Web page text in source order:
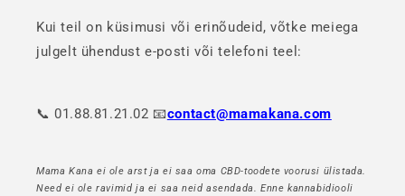
Kui teil on küsimusi või erinõudeid, võtke meiega
julgelt ühendust e-posti või telefoni teel:
📞 01.88.81.21.02 📧contact@mamakana.com
Mama Kana ei ole arst ja ei saa oma CBD-toodete voorusi ülistada.
Need ei ole ravimid ja ei saa neid asendada. Enne kannabidiooli